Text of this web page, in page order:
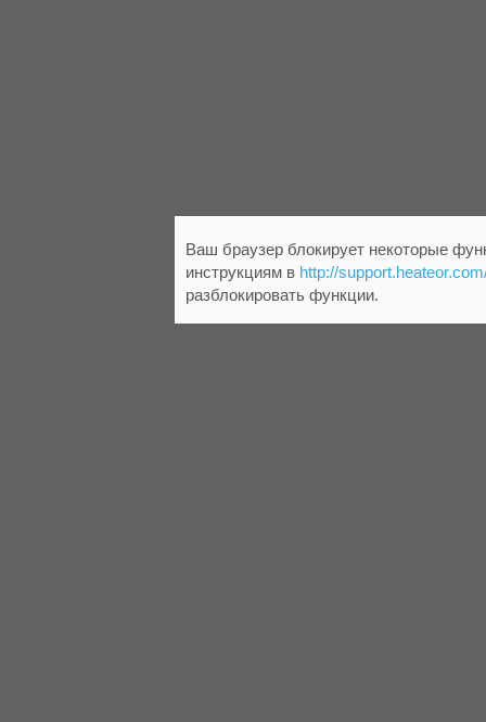
Ваш браузер блокирует некоторые
инструкциям в http://
разблокировать функции.